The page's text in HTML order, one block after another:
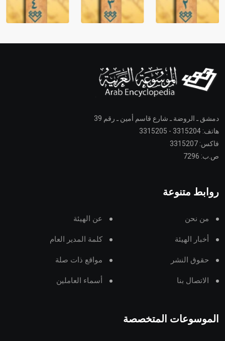
دمشق ـ الروضة ـ شارع قاسم أمين ـ رقم 39
هاتف: 3315204 - 3315205
فاكس: 3315207
ص.ب: 7296
روابط متنوعة
من نحن عن الهيئة
أخبار الهيئة كلمة المدير العام
حقوق النشر مواقع ذات صلة
الاتصال بنا أسماء العاملين
الموسوعات المتخصصة